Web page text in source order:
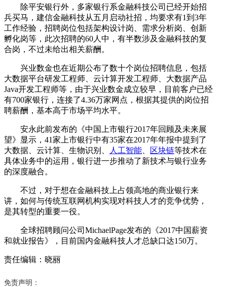
除平安银行外，多家银行系金融科技公司已经开始招
兵买马，建信金融科技从五月启动社招，均要求有1到3年
工作经验，招聘岗位包括架构设计岗、需求分析岗、创新
孵化岗等，此次招聘的60人中，有半数涉及金融科技的复
合岗，不过未给出相关薪酬。
兴业数金也在近期公布了数十个岗位招聘信息，包括
大数据平台研发工程师、云计算开发工程师、大数据产品
Java开发工程师等，由于兴业数金成立较早，目前客户已经
有700家银行，连接了4.36万家网点，根据其提供的岗位招
聘薪酬，基本高于市场平均水平。
安永此前发布的《中国上市银行2017年回顾及未来展
望》显示，41家上市银行中有35家在2017年年报中提到了
大数据、云计算、生物识别、
人工智能 区块链等技术在
具体业务中的运用，银行进一步推动了新技术与银行业务
的深度融合。
不过，对于想在金融科技上占领高地的商业银行来
讲，如何与传统互联网机构实现对科技人才的竞争优势，
是其转型的重要一役。
全球招聘顾问公司MichaelPage发布的《2017中国薪资
和就业报告》，目前国内金融科技人才总缺口达150万。
责任编辑：晓丽
免责声明：